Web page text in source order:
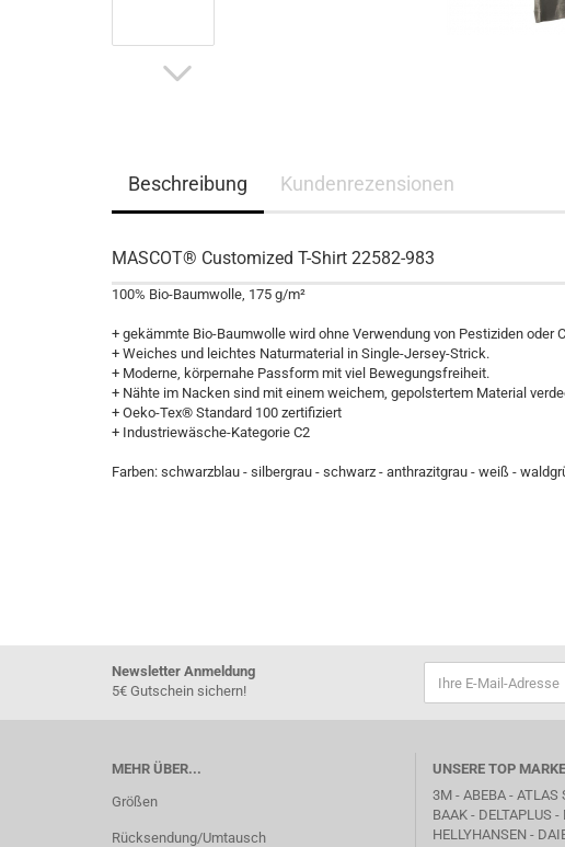
Beschreibung Kundenrezensionen
MASCOT® Customized T-Shirt 22582-983
100% Bio-Baumwolle, 175 g/m²
+ gekämmte Bio-Baumwolle wird ohne Verwendung von Pestiziden oder
+ Weiches und leichtes Naturmaterial in Single-Jersey-Strick.
+ Moderne, körpernahe Passform mit viel Bewegungsfreiheit.
+ Nähte im Nacken sind mit einem weichem, gepolstertem Material
+ Oeko-Tex® Standard 100 zertifiziert
+ Industriewäsche-Kategorie C2
Farben: schwarzblau - silbergrau - schwarz - anthrazitgrau - weiß -
Newsletter Anmeldung
5€ Gutschein sichern!
MEHR ÜBER...
Größen
Rücksendung/Umtausch
UNSERE TOP
3M - ABEBA - ATLAS
BAAK- DELTAPLUS -
HELLYHANSEN -